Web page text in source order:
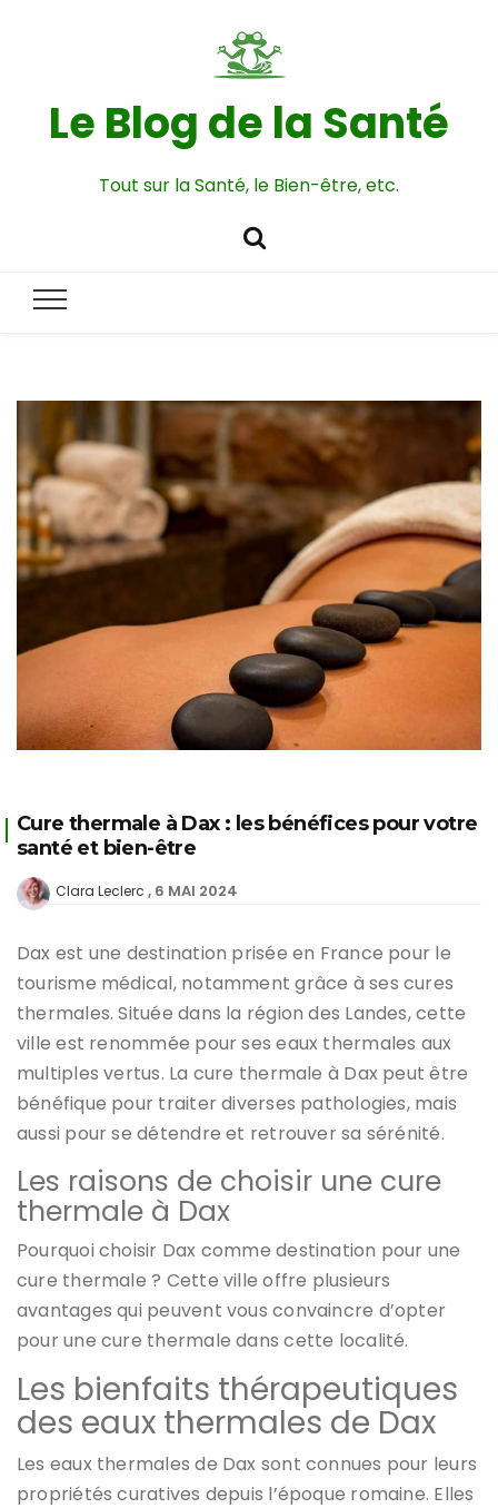
Le Blog de la Santé
Tout sur la Santé, le Bien-être, etc.
Cure thermale à Dax : les bénéfices pour votre
santé et bien-être
Clara Leclerc 6 MAI 2024
Dax est une destination prisée en France pour le
tourisme médical, notamment grâce à ses cures
thermales. Située dans la région des Landes, cette
ville est renommée pour ses eaux thermales aux
multiples vertus. La cure thermale à Dax peut être
bénéfique pour traiter diverses pathologies, mais
aussi pour se détendre et retrouver sa sérénité.
Les raisons de choisir une cure
thermale à Dax
Pourquoi choisir Dax comme destination pour une
cure thermale ? Cette ville offre plusieurs
avantages qui peuvent vous convaincre d’opter
pour une cure thermale dans cette localité.
Les bienfaits thérapeutiques
des eaux thermales de Dax
Les eaux thermales de Dax sont connues pour leurs
propriétés curatives depuis l’époque romaine. Elles